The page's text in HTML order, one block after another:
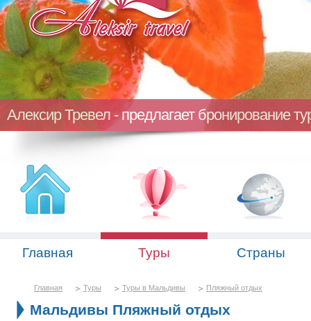
Алексир Тревел - предлагает бронирование
Главная Туры Страны
Главная Туры Туры в Мальдивы Пляжный отдых
Мальдивы Пляжный отдых